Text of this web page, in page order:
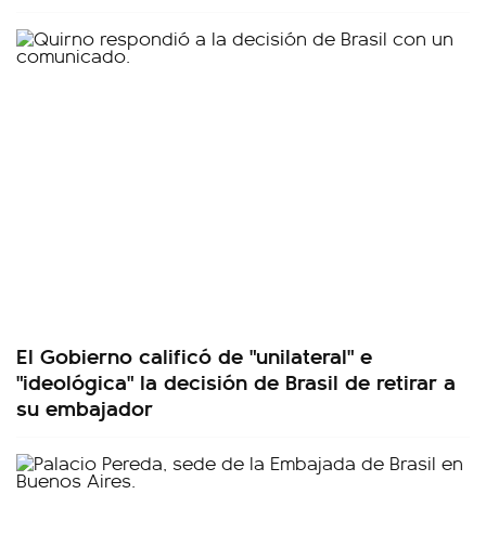
El Gobierno calificó de "unilateral" e
"ideológica" la decisión de Brasil de retirar a
su embajador